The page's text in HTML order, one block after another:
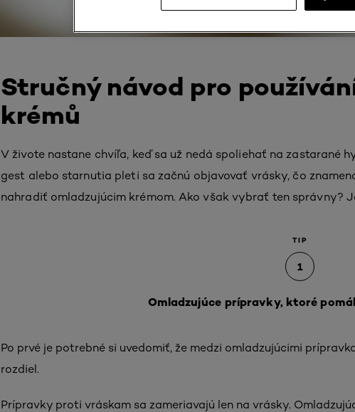
Stručný návod pro
krémů
V živote nastane chvíľa, keď sa už nedá spoliehať na zastarané
gest alebo starnutia pleti sa začnú objavovať vrásky, čo
nahradiť omladzujúcim krémom. Ako však vybrať ten správny?
TIP
1
Omladzujúce prípravky, ktoré
Po prvé je potrebné si uvedomiť, že medzi omladzujúcimi
rozdiel.
Prípravky proti vráskam sa zameriavajú len na vrásky.